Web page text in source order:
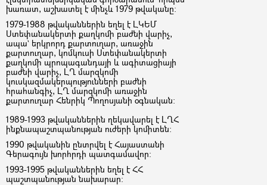
խառատ, աշխատել է մինչև 1979 թվականը:
1979-1988 թվականներին եղել է ԼԿԵՄ
Ստեփանակերտի քաղկոմի բաժնի վարիչ,
ապա` երկրորդ քարտուղար, առաջին
քարտուղար, կոմկուսի Ստեփանակերտի
քաղկոմի պրոպագանդայի և ագիտացիայի
բաժնի վարիչ, ԼՂ մարզկոմի
կուսկազմակերպությունների բաժնի
հրահանգիչ, ԼՂ մարզկոմի առաջին
քարտուղար Հենրիկ Պողոսյանի օգնական:
1989-1993 թվականներին ղեկավարել է ԼՂՀ
ինքնապաշտպանության ուժերի կոմիտեն:
1990 թվականին ընտրվել է Հայաստանի
Գերագույն խորհրդի պատգամավոր:
1993-1995 թվականներին եղել է ՀՀ
պաշտպանության նախարար: